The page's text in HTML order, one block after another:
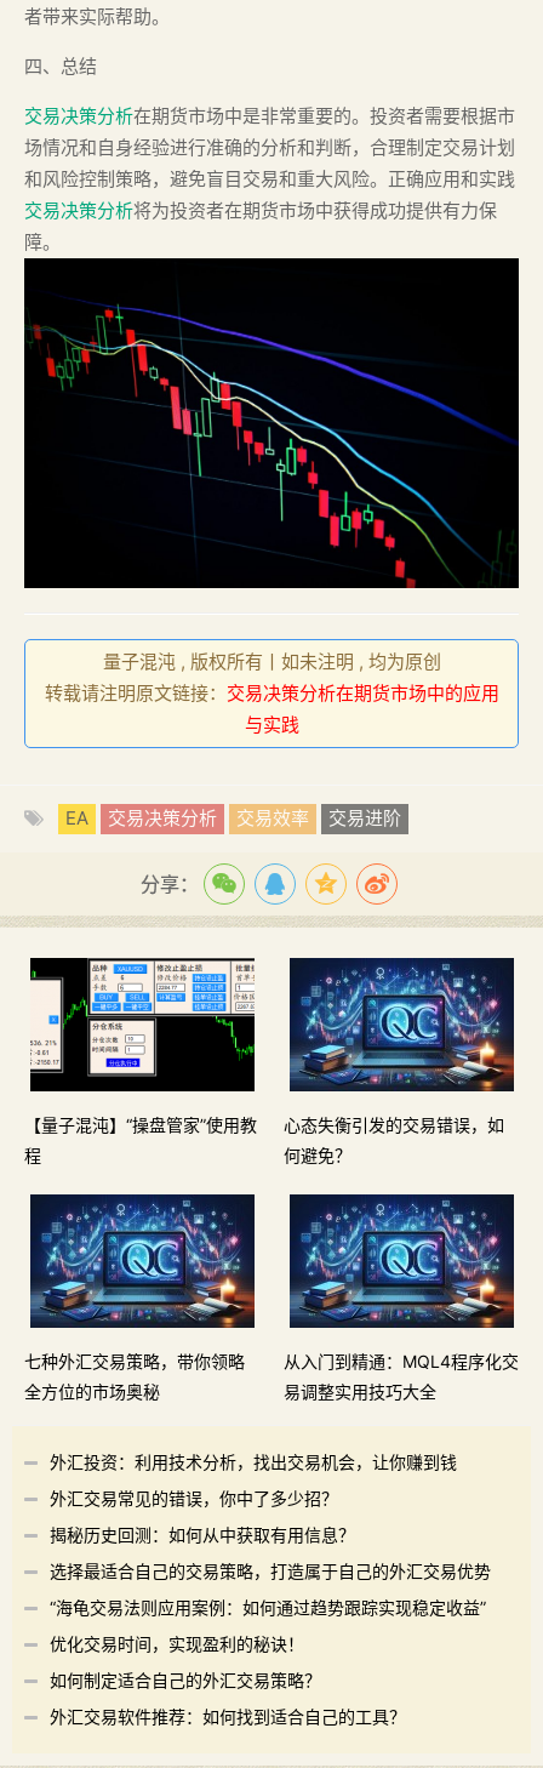
者带来实际帮助。
四、总结
交易决策分析在期货市场中是非常重要的。投资者需要根据市
场情况和自身经验进行准确的分析和判断，合理制定交易计划
和风险控制策略，避免盲目交易和重大风险。正确应用和实践
交易决策分析将为投资者在期货市场中获得成功提供有力保
障。
量子混沌 , 版权所有丨如未注明 , 均为原创
转载请注明原文链接： 交易决策分析在期货市场中的应用
与实践
EA 交易决策分析 交易效率 交易进阶
分享：
【量子混沌】“操盘管家”使用教
程
心态失衡引发的交易错误，如
何避免？
七种外汇交易策略，带你领略
全方位的市场奥秘
从入门到精通：MQL4程序化交
易调整实用技巧大全
外汇投资：利用技术分析，找出交易机会，让你赚到钱
外汇交易常见的错误，你中了多少招？
揭秘历史回测：如何从中获取有用信息？
选择最适合自己的交易策略，打造属于自己的外汇交易优势
“海龟交易法则应用案例：如何通过趋势跟踪实现稳定收益”
优化交易时间，实现盈利的秘诀！
如何制定适合自己的外汇交易策略？
外汇交易软件推荐：如何找到适合自己的工具？